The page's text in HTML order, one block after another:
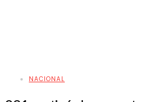
NACIONAL